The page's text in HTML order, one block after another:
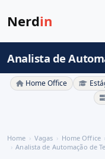
Nerdin
Analista de
Home Office
Home Vagas Home Office
Analista de Automação de